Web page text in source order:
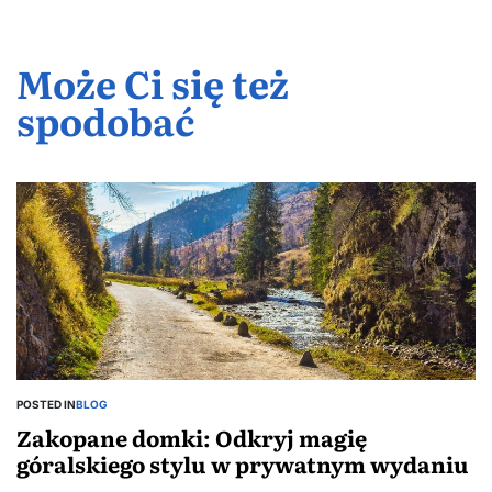
drugie
płacę
podatek?
30
transakcji?
—
przegląd
najlepszych
opcji
Może Ci się też
spodobać
POSTED INBLOG
Zakopane domki: Odkryj magię
góralskiego stylu w prywatnym wydaniu